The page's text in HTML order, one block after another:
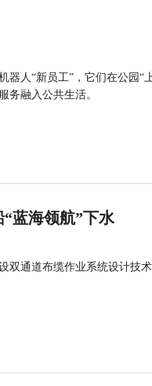
器人“新员工”，它们在公园
务融入公共生活。
蓝海领航”下水
双通道布缆作业系统设计技